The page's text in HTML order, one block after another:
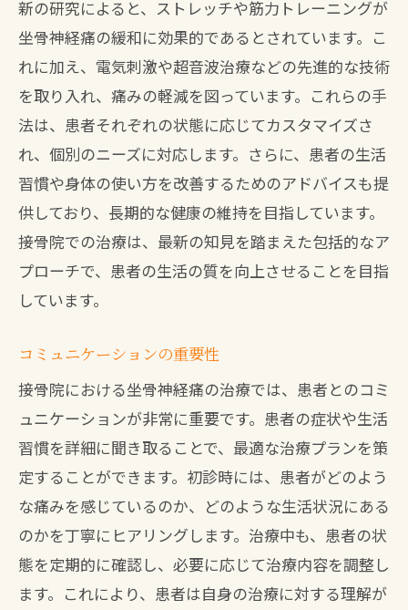
新の研究によると、ストレッチや筋力トレーニングが
坐骨神経痛の緩和に効果的であるとされています。こ
れに加え、電気刺激や超音波治療などの先進的な技術
を取り入れ、痛みの軽減を図っています。これらの手
法は、患者それぞれの状態に応じてカスタマイズさ
れ、個別のニーズに対応します。さらに、患者の生活
習慣や身体の使い方を改善するためのアドバイスも提
供しており、長期的な健康の維持を目指しています。
接骨院での治療は、最新の知見を踏まえた包括的なア
プローチで、患者の生活の質を向上させることを目指
しています。
コミュニケーションの重要性
接骨院における坐骨神経痛の治療では、患者とのコミ
ュニケーションが非常に重要です。患者の症状や生活
習慣を詳細に聞き取ることで、最適な治療プランを策
定することができます。初診時には、患者がどのよう
な痛みを感じているのか、どのような生活状況にある
のかを丁寧にヒアリングします。治療中も、患者の状
態を定期的に確認し、必要に応じて治療内容を調整し
ます。これにより、患者は自身の治療に対する理解が